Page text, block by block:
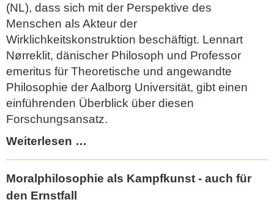
(NL), dass sich mit der Perspektive des
Menschen als Akteur der
Wirklichkeitskonstruktion beschäftigt. Lennart
Nørreklit, dänischer Philosoph und Professor
emeritus für Theoretische und angewandte
Philosophie der Aalborg Universität, gibt einen
einführenden Überblick über diesen
Forschungsansatz.
Weiterlesen …
reality
construction:
Moralphilosophie als Kampfkunst - auch für
den Ernstfall